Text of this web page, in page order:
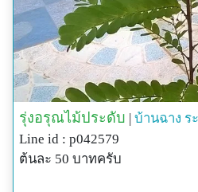
รุ่งอรุณไม้ประดับ | บ้านฉาง ร
Line id : p042579
ต้นละ 50 บาทครับ